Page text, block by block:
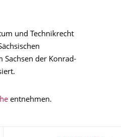
und Technikrecht
der Konrad-
entnehmen.